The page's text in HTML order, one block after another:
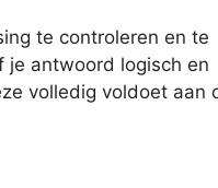
te controleren en te
je antwoord logisch en
volledig voldoet aan